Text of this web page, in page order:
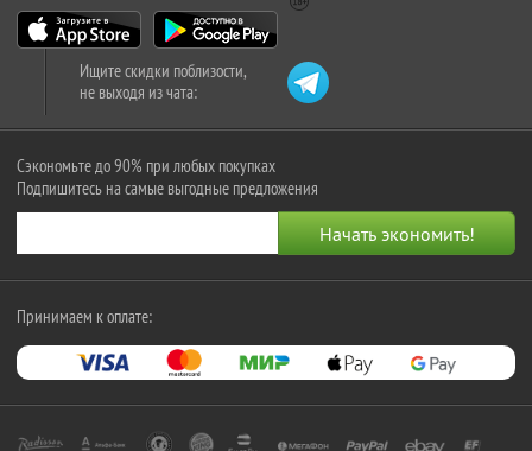
Ищите скидки поблизости,
не выходя из чата:
Сэкономьте до 90% при любых покупках
Подпишитесь на самые выгодные предложения
Принимаем к оплате: